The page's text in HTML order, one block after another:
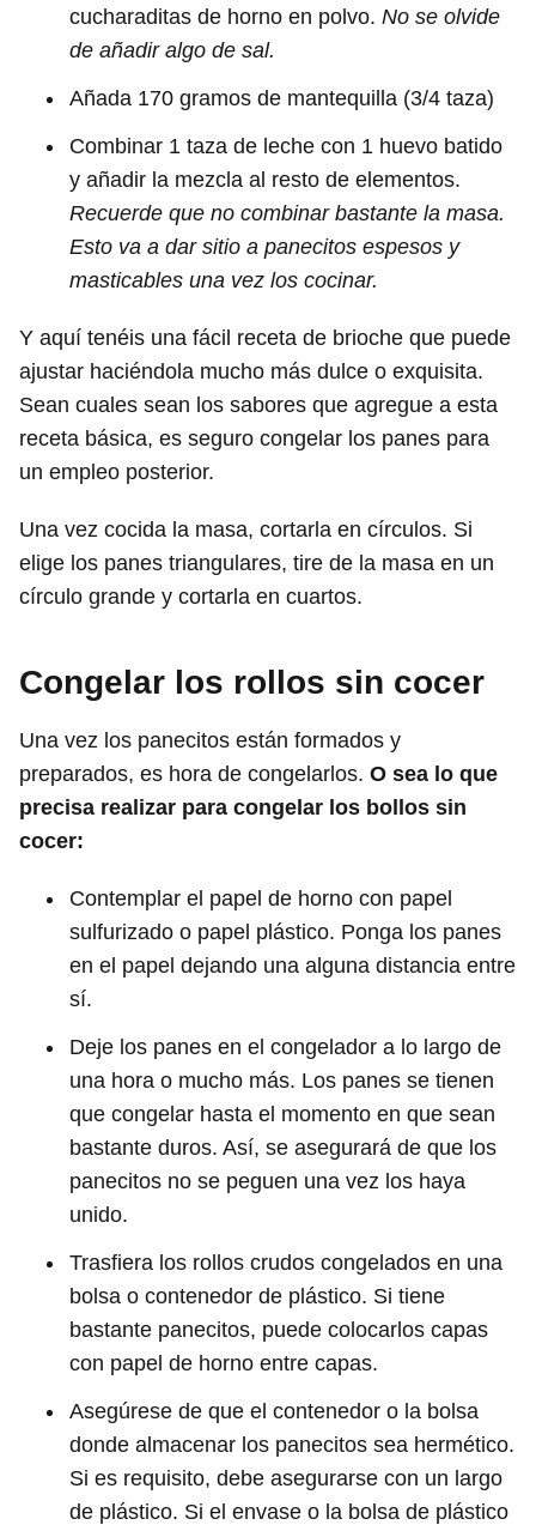
cucharaditas de horno en polvo. No se olvide
de añadir algo de sal.
Añada 170 gramos de mantequilla (3/4 taza)
Combinar 1 taza de leche con 1 huevo batido
y añadir la mezcla al resto de elementos.
Recuerde que no combinar bastante la masa.
Esto va a dar sitio a panecitos espesos y
masticables una vez los cocinar.
Y aquí tenéis una fácil receta de brioche que puede
ajustar haciéndola mucho más dulce o exquisita.
Sean cuales sean los sabores que agregue a esta
receta básica, es seguro congelar los panes para
un empleo posterior.
Una vez cocida la masa, cortarla en círculos. Si
elige los panes triangulares, tire de la masa en un
círculo grande y cortarla en cuartos.
Congelar los rollos sin cocer
Una vez los panecitos están formados y
preparados, es hora de congelarlos. O sea lo que
precisa realizar para congelar los bollos sin
cocer:
Contemplar el papel de horno con papel
sulfurizado o papel plástico. Ponga los panes
en el papel dejando una alguna distancia entre
sí.
Deje los panes en el congelador a lo largo de
una hora o mucho más. Los panes se tienen
que congelar hasta el momento en que sean
bastante duros. Así, se asegurará de que los
panecitos no se peguen una vez los haya
unido.
Trasfiera los rollos crudos congelados en una
bolsa o contenedor de plástico. Si tiene
bastante panecitos, puede colocarlos capas
con papel de horno entre capas.
Asegúrese de que el contenedor o la bolsa
donde almacenar los panecitos sea hermético.
Si es requisito, debe asegurarse con un largo
de plástico. Si el envase o la bolsa de plástico